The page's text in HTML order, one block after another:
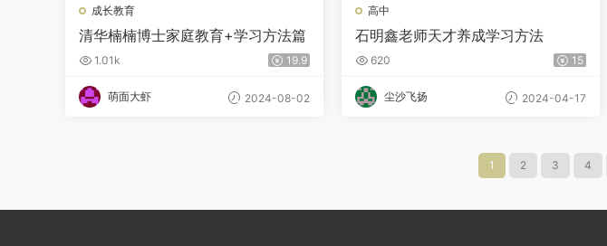
成长教育
清华楠楠博士家庭教育+学习方法篇
1.01k 19.9
萌面大虾 2024-08-02
高中
石明鑫老师天才养成学习方法
620 15
尘沙飞扬 2024-04-17
1 2 3 4